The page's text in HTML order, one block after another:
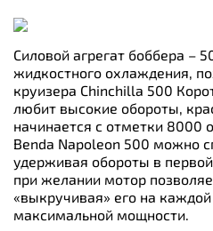
Силовой агрегат боббера –
жидкостного охлаждения,
круизера Chinchilla 500
любит высокие обороты,
начинается с отметки 8000
Benda Napoleon 500 можно
удерживая обороты в
при желании мотор
«выкручивая» его на
максимальной мощности.